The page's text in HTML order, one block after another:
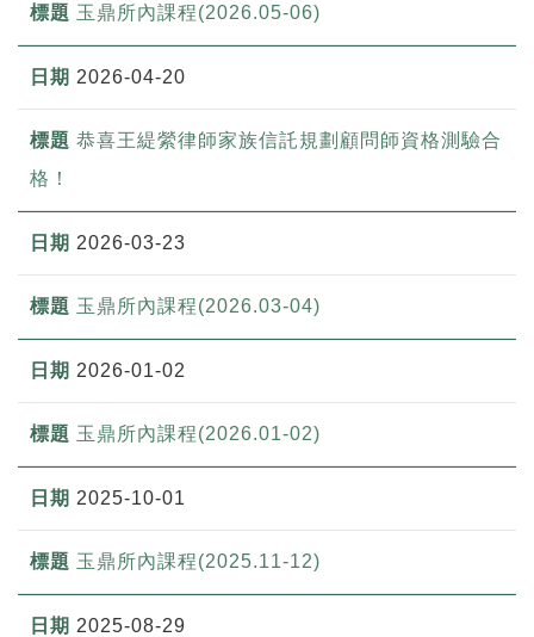
玉鼎所內課程(2026.05-06)
2026-04-20
恭喜王緹縈律師家族信託規劃顧問師資格測驗合
格！
2026-03-23
玉鼎所內課程(2026.03-04)
2026-01-02
玉鼎所內課程(2026.01-02)
2025-10-01
玉鼎所內課程(2025.11-12)
2025-08-29